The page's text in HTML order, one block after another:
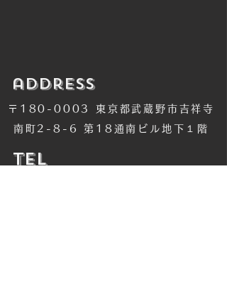
​address
〒180-0003 東京都武蔵野市吉祥寺
南町2-8-6 第18通南ビル地下１階
​TEL